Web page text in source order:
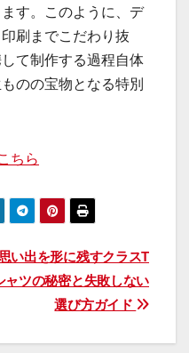
す。このように、デ
刷までこだわり抜
て制作する過程自体
のの宝物となる特別
ちら
い出を形に残すクラスT
ャツの秘密と失敗しない
選び方ガイド